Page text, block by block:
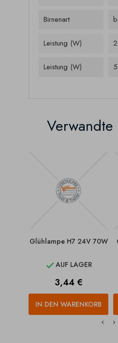
Birnenart
Leistung (W)
Leistung (W) 5
Verwandte
Glühlampe H7 24V 70W
AUF LAGER
Preis
3,44 €
IN DEN WARENKORB